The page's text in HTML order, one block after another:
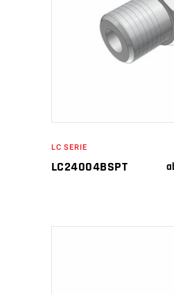
IN DEN
LC SERIE
LC24004BSPT